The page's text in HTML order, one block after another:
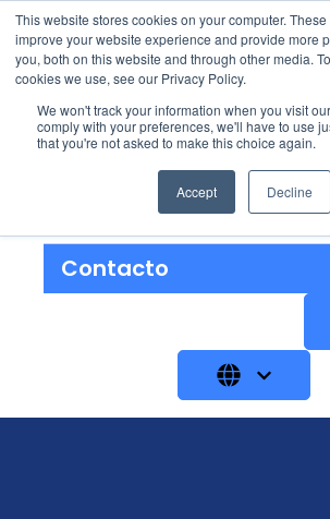
This website stores cookies on your computer.
improve your website experience and provide more
you, both on this website and through other media.
cookies we use, see our Privacy Policy.
We won't track your information when you visit
comply with your preferences, we'll have to use
that you're not asked to make this choice again.
Accept Decline
Soluções
Contacto